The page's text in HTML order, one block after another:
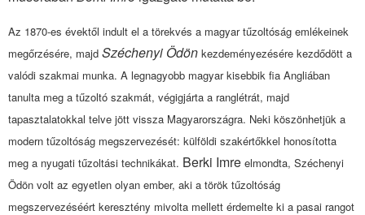
Az 1870-es évektől indult el a törekvés a magyar tűzoltóság emlékeinek
megőrzésére, majd Széchenyi Ödön kezdeményezésére kezdődött a
valódi szakmai munka. A legnagyobb magyar kisebbik fia Angliában
tanulta meg a tűzoltó szakmát, végigjárta a ranglétrát, majd
tapasztalatokkal telve jött vissza Magyarországra. Neki köszönhetjük a
modern tűzoltóság megszervezését: külföldi szakértőkkel honosította
meg a nyugati tűzoltási technikákat. Berki Imre elmondta, Széchenyi
Ödön volt az egyetlen olyan ember, aki a török tűzoltóság
megszervezéséért keresztény mivolta mellett érdemelte ki a pasai rangot